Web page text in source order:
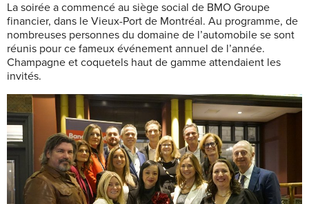
La soirée a commencé au siège social de BMO Groupe
financier, dans le Vieux-Port de Montréal. Au programme, de
nombreuses personnes du domaine de l’automobile se sont
réunis pour ce fameux événement annuel de l’année.
Champagne et coquetels haut de gamme attendaient les
invités.